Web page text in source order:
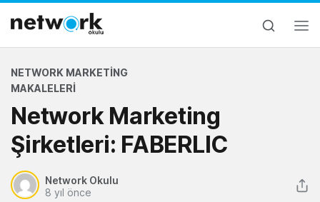
NETWORK MARKETING
MAKALELERI
Network Marketing
Şirketleri: FABERLIC
Network Okulu
8 yıl önce